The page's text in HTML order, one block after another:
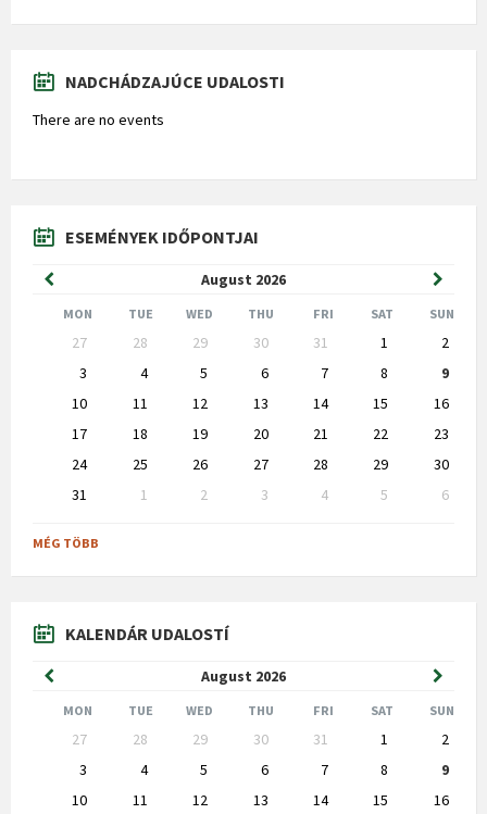
NADCHÁDZAJÚCE UDALOSTI
There are no events
ESEMÉNYEK IDŐPONTJAI
August 2026
Previous
Month
Month
MON TUE WED THU FRI SAT SUN
calendar
27 28 29 30 31 1
2
3
4 5 6 7 8
9
10
11 12 13 14 15
16
17
18 19 20 21 22
23
24
25 26 27 28 29
30
31
1 2 3 4 5
6
to
calendar
MÉG TÖBB
KALENDÁR UDALOSTÍ
August 2026
Previous
Month
Month
MON TUE WED THU FRI SAT SUN
calendar
27 28 29 30 31 1
2
3
4 5 6 7 8
9
10
11 12 13 14 15 16